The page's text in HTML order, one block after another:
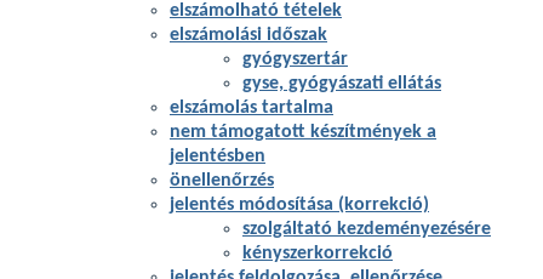
elszámolható tételek
elszámolási időszak
gyógyszertár
gyse, gyógyászati ellátás
elszámolás tartalma
nem támogatott készítmények a
jelentésben
önellenőrzés
jelentés módosítása (korrekció)
szolgáltató kezdeményezésére
kényszerkorrekció